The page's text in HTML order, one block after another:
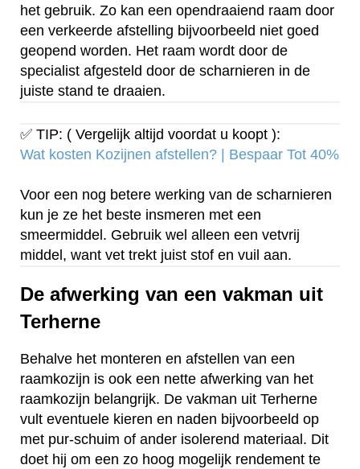
het gebruik. Zo kan een opendraaiend raam door
een verkeerde afstelling bijvoorbeeld niet goed
geopend worden. Het raam wordt door de
specialist afgesteld door de scharnieren in de
juiste stand te draaien.
✅ TIP: ( Vergelijk altijd voordat u koopt ):
Wat kosten Kozijnen afstellen? | Bespaar Tot 40%‎
Voor een nog betere werking van de scharnieren
kun je ze het beste insmeren met een
smeermiddel. Gebruik wel alleen een vetvrij
middel, want vet trekt juist stof en vuil aan.
De afwerking van een vakman uit
Terherne
Behalve het monteren en afstellen van een
raamkozijn is ook een nette afwerking van het
raamkozijn belangrijk. De vakman uit Terherne
vult eventuele kieren en naden bijvoorbeeld op
met pur-schuim of ander isolerend materiaal. Dit
doet hij om een zo hoog mogelijk rendement te